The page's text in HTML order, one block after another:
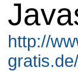
http://